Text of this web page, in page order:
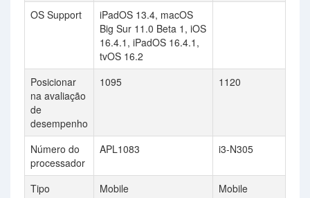
OS Support
iPadOS 13.4, macOS
Big Sur 11.0 Beta 1, iOS
16.4.1, iPadOS 16.4.1,
tvOS 16.2
Posicionar
na avaliação
de
desempenho
1095 1120
Número do
processador
APL1083 i3-N305
Tipo Mobile
Mobile